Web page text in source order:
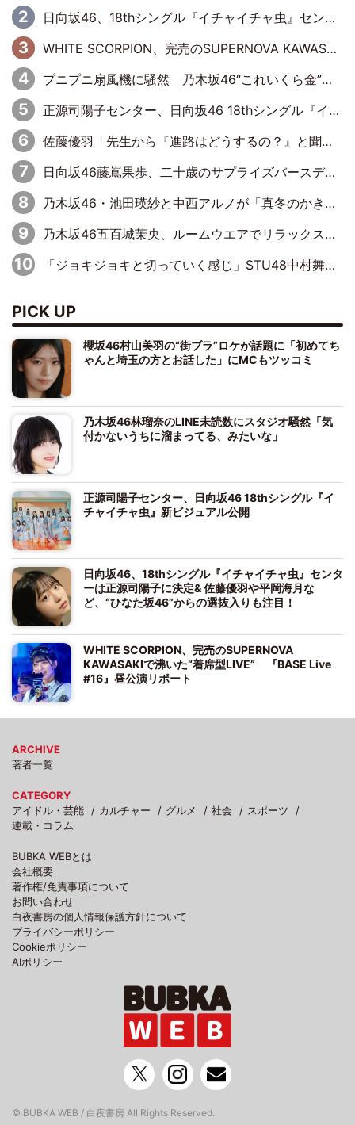
日向坂46、18thシングル『イチャイチャ虫』センターは正源司陽子に決定& 佐藤優羽や平岡海月など、“ひなた坂46”からの選抜入りも注目！
WHITE SCORPION、完売のSUPERNOVA KAWASAKIで沸いた“着席型LIVE” 『BASE Live #16』昼公演リポート
プニプニ扇風機に騒然 乃木坂46“これいくら金”延長中は今回もわちゃわちゃ全開
正源司陽子センター、日向坂46 18thシングル『イチャイチャ虫』新ビジュアル公開
佐藤優羽「先生から『進路はどうするの？』と聞かれて。『実は……』とXのトレンドで1位になっているスマホを見せました」【日向坂46『五期生LIVE』開催記念 五期生“変革”ドキュメンタリー③】
日向坂46藤嶌果歩、二十歳のサプライズバースデーに大喜び「頼られる先輩になれるように努力していきたい」
乃木坂46・池田瑛紗と中西アルノが「真冬のかき氷」騒動で火花散らす！ 因縁の裏にあるのは、逆境をともに“凌”ぐ似た者同士の絆
乃木坂46五百城茉央、ルームウエアでリラックス「今回のグラビアを見て成長を感じていただけるとうれしい」
「ジョキジョキと切っていく感じ」STU48中村舞、新しい挑戦は自らの手で
PICK UP
櫻坂46村山美羽の“街ブラ”ロケが話題に「初めてち
ゃんと埼玉の方とお話した」にMCもツッコミ
乃木坂46林瑠奈のLINE未読数にスタジオ騒然「気
付かないうちに溜まってる、みたいな」
正源司陽子センター、日向坂46 18thシングル『イ
チャイチャ虫』新ビジュアル公開
日向坂46、18thシングル『イチャイチャ虫』センタ
ーは正源司陽子に決定& 佐藤優羽や平岡海月な
ど、“ひなた坂46”からの選抜入りも注目！
WHITE SCORPION、完売のSUPERNOVA
KAWASAKIで沸いた“着席型LIVE” 『BASE Live
#16』昼公演リポート
ARCHIVE
著者一覧
CATEGORY
アイドル・芸能
カルチャー グルメ 社会
スポーツ
連載・コラム
BUBKA WEBとは
会社概要
著作権/免責事項について
お問い合わせ
白夜書房の個人情報保護方針について
プライバシーポリシー
Cookieポリシー
AIポリシー
© BUBKA WEB / 白夜書房 All Rights Reserved.